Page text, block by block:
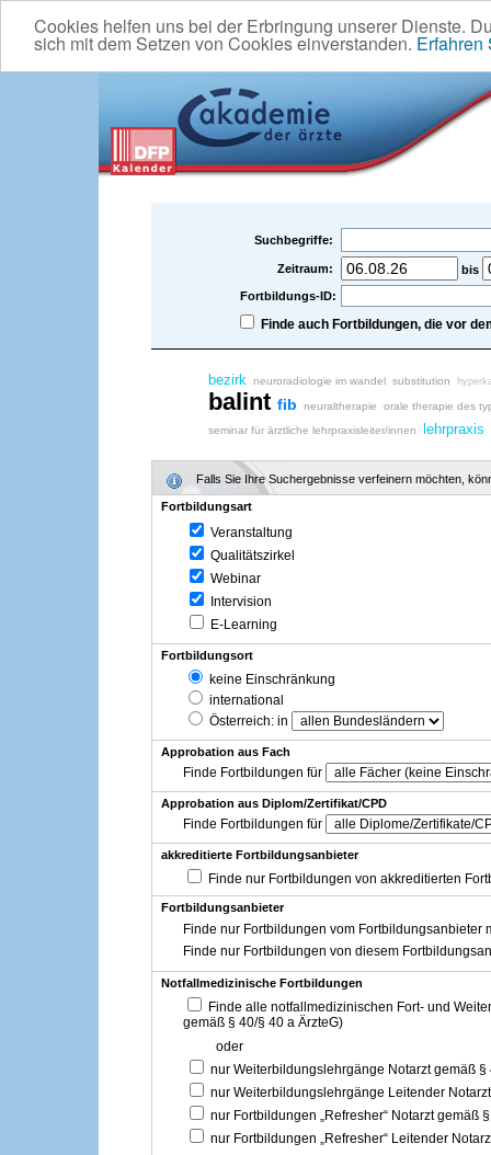
Cookies helfen uns bei der Erbringung unserer Dienste.
sich mit dem Setzen von Cookies einverstanden. Erfahren
Suchbegriffe:
Zeitraum:
bis
Fortbildungs-ID:
Finde auch Fortbildungen, die vor
bezirk neuroradiologie im wandel substitution
balint fib neuraltherapie
orale therapie des
seminar für ärztliche lehrpraxisleiter/innen
lehrpraxis
Falls Sie Ihre Suchergebnisse verfeinern möchten,
Fortbildungsart
Veranstaltung
Qualitätszirkel
Webinar
Intervision
E-Learning
Fortbildungsort
keine Einschränkung
international
Österreich: in
Approbation aus Fach
Finde Fortbildungen für
Approbation aus Diplom/Zertifikat/CPD
Finde Fortbildungen für
akkreditierte Fortbildungsanbieter
Finde nur Fortbildungen von akkreditierten
Fortbildungsanbieter
Finde nur Fortbildungen vom Fortbildungsanbieter
Finde nur Fortbildungen von diesem
Notfallmedizinische Fortbildungen
Finde alle notfallmedizinischen Fort- und
gemäß § 40/§ 40 a ÄrzteG)
oder
nur Weiterbildungslehrgänge Notarzt gemäß §
nur Weiterbildungslehrgänge Leitender
nur Fortbildungen „Refresher“ Notarzt gemäß
nur Fortbildungen „Refresher“ Leitender